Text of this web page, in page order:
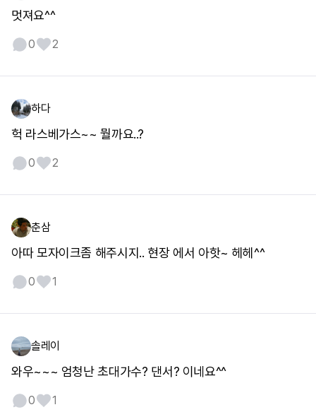
멋져요^^
0 2
하다
헉 라스베가스~~ 뭘까요..?
0 2
춘삼
아따 모자이크좀 해주시지.. 현장 에서 아핫~ 헤헤^^
0 1
솔레이
와우~~~ 엄청난 초대가수? 댄서? 이네요^^
0 1